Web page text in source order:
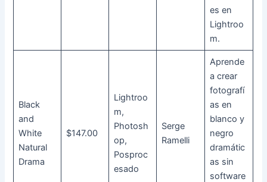
es en
Lightroo
m.
Black
and
White
Natural
Drama
$147.00
Lightroo
m,
Photosh
op,
Posproc
esado
Serge
Ramelli
Aprende
a crear
fotografí
as en
blanco y
negro
dramátic
as sin
software